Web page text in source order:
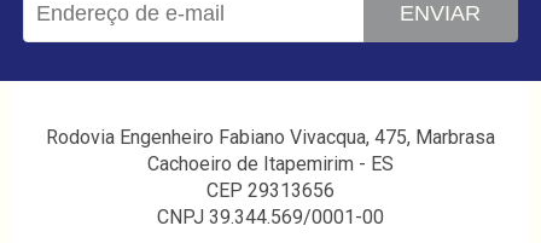
ENVIAR
Rodovia Engenheiro Fabiano Vivacqua, 475, Marbrasa
Cachoeiro de Itapemirim - ES
CEP 29313656
CNPJ 39.344.569/0001-00